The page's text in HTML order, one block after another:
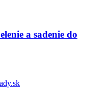
a sadenie do